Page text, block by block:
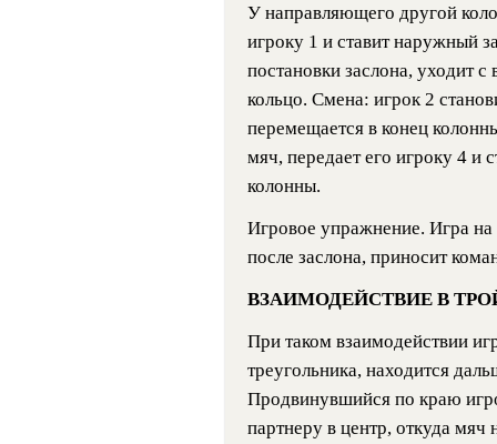
У направляющего другой
игроку 1 и ставит наружный
постановки заслона, уходит с
кольцо. Смена: игрок 2
перемещается в конец
мяч, передает его игроку 4 и
колонны.
Игровое упражнение. Игра
после заслона, приносит
ВЗАИМОДЕЙСТВИЕ В
При таком взаимодействии
треугольника, находится
Продвинувшийся по краю
партнеру в центр, откуда мяч